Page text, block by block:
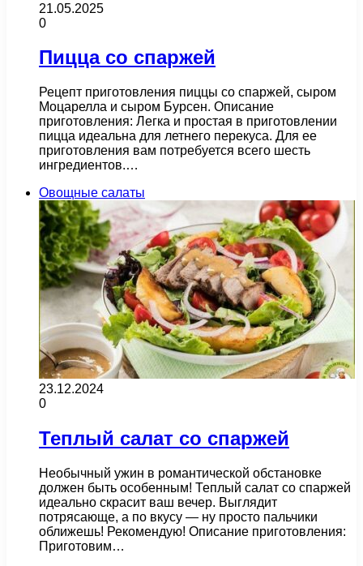
21.05.2025
0
Пицца со спаржей
Рецепт приготовления пиццы со спаржей, сыром
Моцарелла и сыром Бурсен. Описание
приготовления: Легка и простая в приготовлении
пицца идеальна для летнего перекуса. Для ее
приготовления вам потребуется всего шесть
ингредиентов.…
Овощные салаты
23.12.2024
0
Теплый салат со спаржей
Необычный ужин в романтической обстановке
должен быть особенным! Теплый салат со спаржей
идеально скрасит ваш вечер. Выглядит
потрясающе, а по вкусу — ну просто пальчики
оближешь! Рекомендую! Описание приготовления:
Приготовим…